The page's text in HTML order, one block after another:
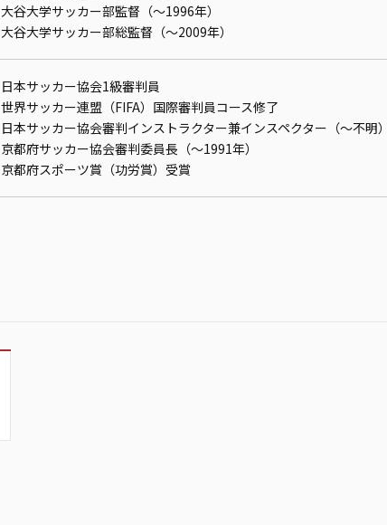
谷大学サッカー部監督（〜1996年）
谷大学サッカー部総監督（〜2009年）
本サッカー協会1級審判員
界サッカー連盟（FIFA）国際審判員コース修了
本サッカー協会審判インストラクター兼インスペクター（～不明
都府サッカー協会審判委員長（〜1991年）
都府スポーツ賞（功労賞）受賞